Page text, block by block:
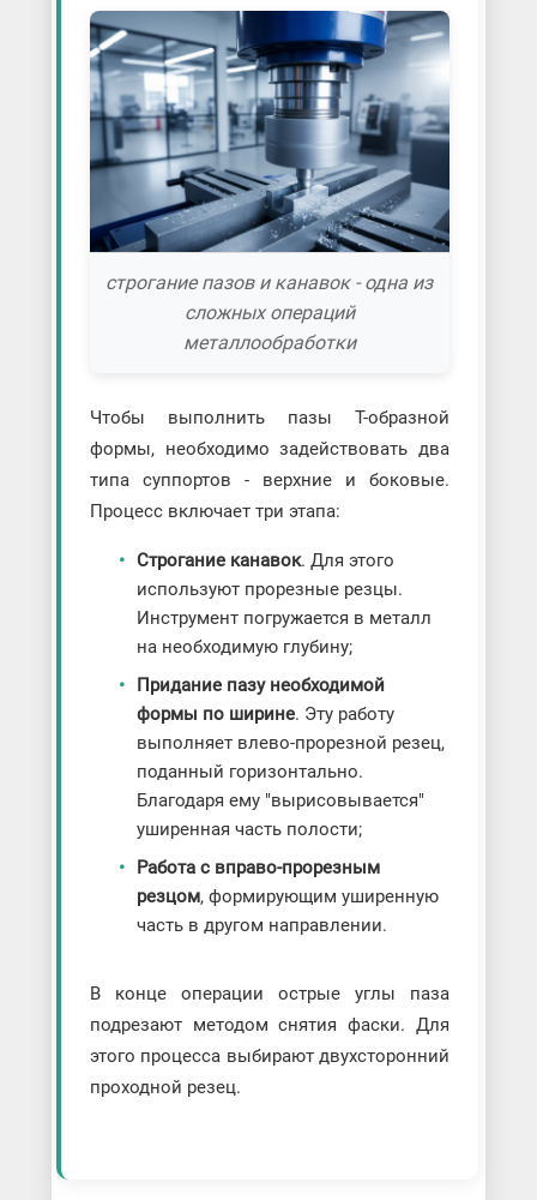
строгание пазов и канавок - одна из
сложных операций
металлообработки
Чтобы выполнить пазы Т-образной
формы, необходимо задействовать два
типа суппортов - верхние и боковые.
Процесс включает три этапа:
Строгание канавок. Для этого
используют прорезные резцы.
Инструмент погружается в металл
на необходимую глубину;
Придание пазу необходимой
формы по ширине. Эту работу
выполняет влево-прорезной резец,
поданный горизонтально.
Благодаря ему "вырисовывается"
уширенная часть полости;
Работа с вправо-прорезным
резцом, формирующим уширенную
часть в другом направлении.
В конце операции острые углы паза
подрезают методом снятия фаски. Для
этого процесса выбирают двухсторонний
проходной резец.